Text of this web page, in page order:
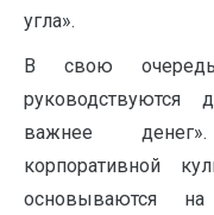
угла».
В свою очередь
руководствуются
важнее
корпоративной
основываются